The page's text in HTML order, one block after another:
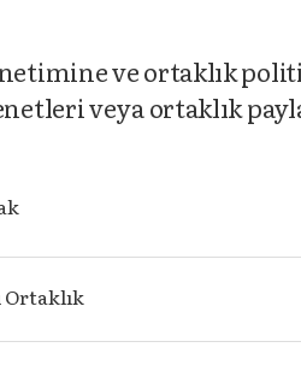
ve ortaklık
veya ortaklık
Ortaklık